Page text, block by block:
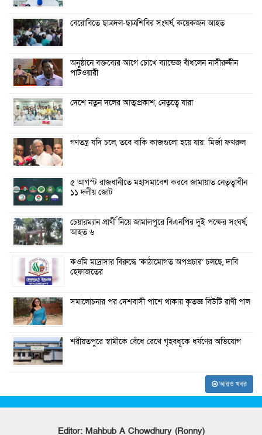
বেরোবিতে ছাত্রদল-ছাত্রশিবির সংঘর্ষ, কয়েকজন আহত
অনুষ্ঠানে বক্তব্যের আগে চোখে ব্যান্ডেজ বাঁধলেন নাসীরুদ্দীন
পাটওয়ারী
দেশে নতুন দলের আত্মপ্রকাশ, নেতৃত্বে যারা
গণতন্ত্র যদি চলে, তবে বাকি কাজগুলো হয়ে যায়: মির্জা ফখরুল
৫ আগস্ট রাজধানীতে মহাসমাবেশ করবে জামায়াত নেতৃত্বাধীন
১১ দলীয় জোট
চেয়ারম্যান প্রার্থী নিয়ে জামালপুরে বিএনপির দুই পক্ষের সংঘর্ষ,
আহত ৬
কওমি মাদ্রাসার বিরুদ্ধে ‘কাঠামোগত অপপ্রচার’ চলছে, দাবি
হেফাজতের
সমালোচনার পর দেশবাসী পাশে থাকায় কৃতজ্ঞ বিউটি রাণী পাল
শরীয়তপুরে স্বামীকে বেঁধে রেখে গৃহবধূকে ধর্ষণের অভিযোগ
আরও খবর
Editor: Mahbub A Chowdhury (Ronny)